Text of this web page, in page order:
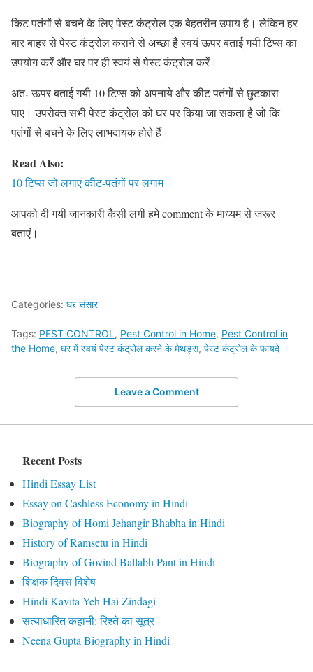
किट पतंगों से बचने के लिए पेस्ट कंट्रोल एक बेहतरीन उपाय है। लेकिन हर
बार बाहर से पेस्ट कंट्रोल कराने से अच्छा है स्वयं ऊपर बताई गयी टिप्स का
उपयोग करें और घर पर ही स्वयं से पेस्ट कंट्रोल करें।
अतः ऊपर बताई गयी 10 टिप्स को अपनाये और कीट पतंगों से छुटकारा
पाए। उपरोक्त सभी पेस्ट कंट्रोल को घर पर किया जा सकता है जो कि
पतंगों से बचने के लिए लाभदायक होते हैं।
Read Also:
10 टिप्स जो लगाए कीट-पतंगों पर लगाम
आपको दी गयी जानकारी कैसी लगी हमे comment के माध्यम से जरूर
बताएं।
Categories: घर संसार
Tags: PEST CONTROL , Pest Control in Home, Pest Control in
the Home, घर में स्वयं पेस्ट कंट्रोल करने के मेथड्स, पेस्ट कंट्रोल के फायदे
Leave a Comment
Recent Posts
Hindi Essay List
Essay on Cashless Economy in Hindi
Biography of Homi Jehangir Bhabha in Hindi
History of Ramsetu in Hindi
Biography of Govind Ballabh Pant in Hindi
शिक्षक दिवस विशेष
Hindi Kavita Yeh Hai Zindagi
सत्याधारित कहानी: रिश्ते का सूत्र
Neena Gupta Biography in Hindi